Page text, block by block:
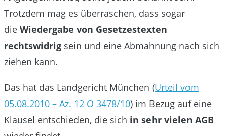
Trotzdem mag es überraschen, dass sogar
die Wiedergabe von Gesetzestexten
rechtswidrig sein und eine Abmahnung nach sich
ziehen kann.
Das hat das Landgericht München (Urteil vom
05.08.2010 – Az. 12 O 3478/10) im Bezug auf eine
Klausel entschieden, die sich in sehr vielen AGB